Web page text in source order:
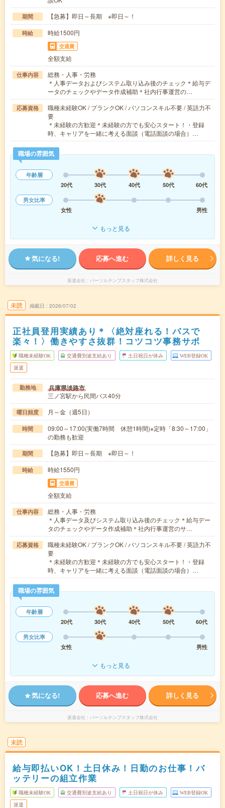
期間 【急募】即日～長期 ※即日～！
時給 時給1500円
交通費
全額支給
仕事内容
総務・人事・労務
＊人事データおよびシステム取り込み後のチェック＊給与デ
ータのチェックやデータ作成補助＊社内行事運営の…
応募資格
職種未経験OK / ブランクOK / パソコンスキル不要 / 英語力不
要
＊未経験の方歓迎＊未経験の方でも安心スタート！・登録
時、キャリアを一緒に考える面談（電話面談の場合）…
職場の雰囲気
年齢層
20代
30代 40代 50代
60代
男女比率
女性
男性
もっと見る
気になる! 応募へ進む 詳しく見る
派遣会社 パーソルテンプスタッフ株式会社
未読 掲載日 2026/07/02
正社員登用実績あり＊〈絶対座れる！バスで
楽々！〉働きやすさ抜群！コツコツ事務サポ
職種未経験OK 交通費別途支給あり 土日祝日が休み WEB登録OK
派遣
勤務地 兵庫県淡路市
三ノ宮駅から民間バス40分
曜日頻度 月～金（週5日）
時間
09:00～17:00(実働7時間 休憩1時間)※定時「8:30～17:00」
の勤務も歓迎
期間 【急募】即日～長期 ※即日～！
時給 時給1550円
交通費
全額支給
仕事内容
総務・人事・労務
＊人事データ及びシステム取り込み後のチェック＊給与デー
タのチェックやデータ作成補助＊社内行事運営のサ…
応募資格
職種未経験OK / ブランクOK / パソコンスキル不要 / 英語力不
要
＊未経験の方歓迎＊未経験の方でも安心スタート！・登録
時、キャリアを一緒に考える面談（電話面談の場合）…
職場の雰囲気
年齢層
20代
30代 40代 50代
60代
男女比率
女性
男性
もっと見る
気になる! 応募へ進む 詳しく見る
派遣会社 パーソルテンプスタッフ株式会社
未読
給与即払いOK！土日休み！日勤のお仕事！バ
ッテリーの組立作業
職種未経験OK 交通費別途支給あり 土日祝日が休み WEB登録OK
派遣